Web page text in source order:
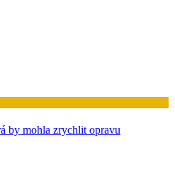
by mohla zrychlit opravu